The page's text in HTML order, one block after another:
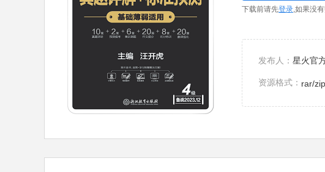
下载前请先登录,如果没
发布人： 星火官
资源格式： rar/zip